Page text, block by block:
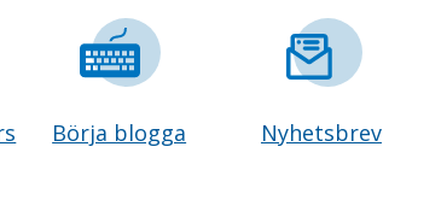
Börja blogga Nyhetsbrev